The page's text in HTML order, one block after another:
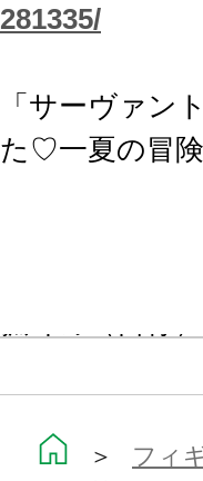
281335/
「サーヴァン
た♡一夏の冒険
『Fate/Grand
＞ フィ